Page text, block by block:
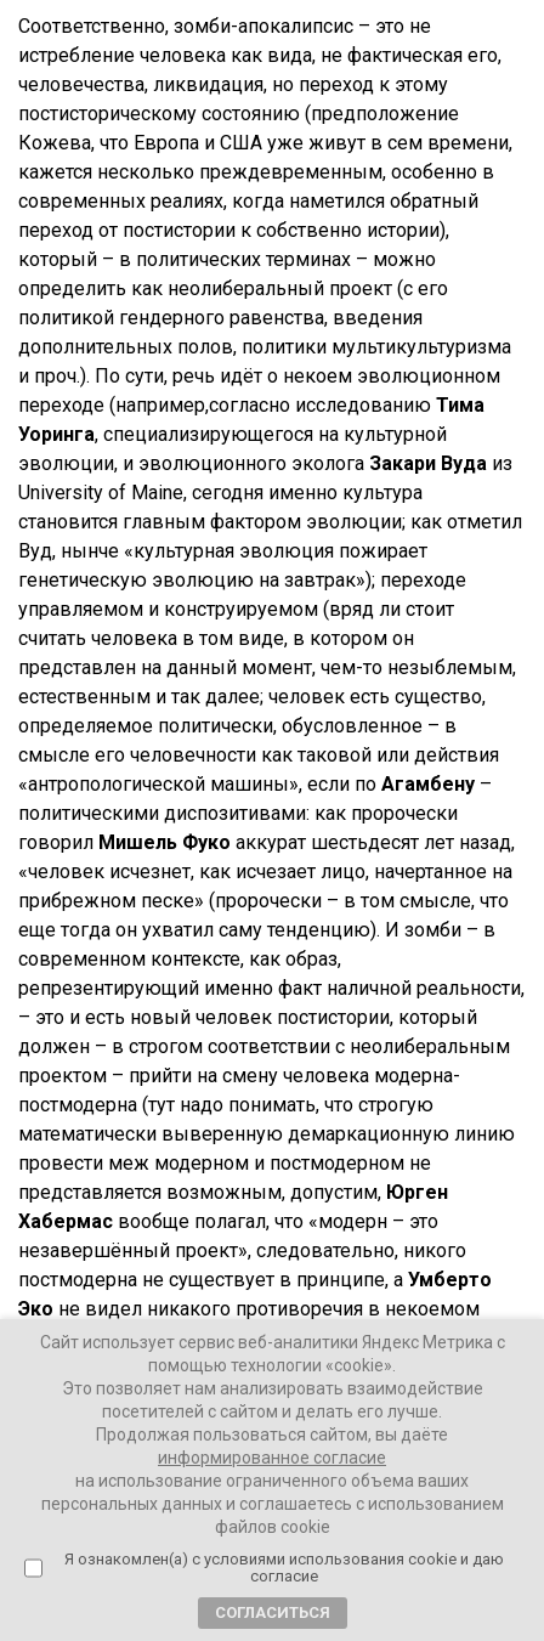
Соответственно, зомби-апокалипсис – это не
истребление человека как вида, не фактическая его,
человечества, ликвидация, но переход к этому
постисторическому состоянию (предположение
Кожева, что Европа и США уже живут в сем времени,
кажется несколько преждевременным, особенно в
современных реалиях, когда наметился обратный
переход от постистории к собственно истории),
который – в политических терминах – можно
определить как неолиберальный проект (с его
политикой гендерного равенства, введения
дополнительных полов, политики мультикультуризма
и проч.). По сути, речь идёт о некоем эволюционном
переходе (например,согласно исследованию Тима
Уоринга, специализирующегося на культурной
эволюции, и эволюционного эколога Закари Вуда из
University of Maine, сегодня именно культура
становится главным фактором эволюции; как отметил
Вуд, нынче «культурная эволюция пожирает
генетическую эволюцию на завтрак»); переходе
управляемом и конструируемом (вряд ли стоит
считать человека в том виде, в котором он
представлен на данный момент, чем-то незыблемым,
естественным и так далее; человек есть существо,
определяемое политически, обусловленное – в
смысле его человечности как таковой или действия
«антропологической машины», если по Агамбену –
политическими диспозитивами: как пророчески
говорил Мишель Фуко аккурат шестьдесят лет назад,
«человек исчезнет, как исчезает лицо, начертанное на
прибрежном песке» (пророчески – в том смысле, что
еще тогда он ухватил саму тенденцию). И зомби – в
современном контексте, как образ,
репрезентирующий именно факт наличной реальности,
– это и есть новый человек постистории, который
должен – в строгом соответствии с неолиберальным
проектом – прийти на смену человека модерна-
постмодерна (тут надо понимать, что строгую
математически выверенную демаркационную линию
провести меж модерном и постмодерном не
представляется возможным, допустим, Юрген
Хабермас вообще полагал, что «модерн – это
незавершённый проект», следовательно, никого
постмодерна не существует в принципе, а Умберто
Эко не видел никакого противоречия в некоемом
сосуществовании и длительности обоих,
рассматриваемых сквозь призму концепции
«открытого произведения»; к этому можно добавить,
что хоть понятия постмодерна и постистории
коррелируют друг с другом, но не являются
синонимами; постмодерн – понятие куда более
широкое, могущее включать в себя и – как некий
вариант развития – постисторическое время в
реализующейся формации). И потому как другой,
причём его заменяющий, он тому чужд и противен.
Поэтому эта смена практически всегда трактуется как
Сайт использует сервис веб-аналитики Яндекс Метрика с
помощью технологии «cookie».
Это позволяет нам анализировать взаимодействие
посетителей с сайтом и делать его лучше.
Продолжая пользоваться сайтом, вы даёте
информированное согласие
на использование ограниченного объема ваших
персональных данных и соглашаетесь с использованием
файлов cookie
Я ознакомлен(а) с условиями использования cookie и даю
согласие
СОГЛАСИТЬСЯ